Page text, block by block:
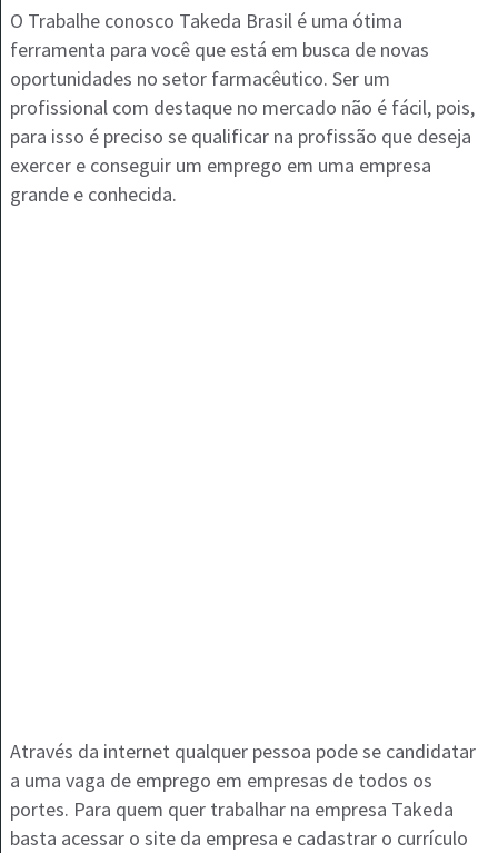
O Trabalhe conosco Takeda Brasil é uma ótima
ferramenta para você que está em busca de novas
oportunidades no setor farmacêutico. Ser um
profissional com destaque no mercado não é fácil, pois,
para isso é preciso se qualificar na profissão que deseja
exercer e conseguir um emprego em uma empresa
grande e conhecida.
Através da internet qualquer pessoa pode se candidatar
a uma vaga de emprego em empresas de todos os
portes. Para quem quer trabalhar na empresa Takeda
basta acessar o site da empresa e cadastrar o currículo